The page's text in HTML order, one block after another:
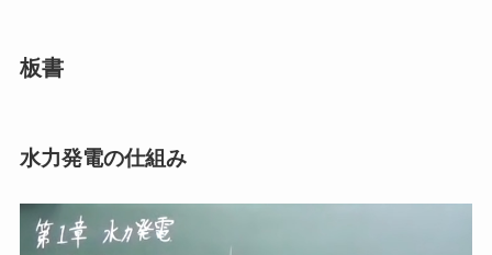
板書
水力発電の仕組み